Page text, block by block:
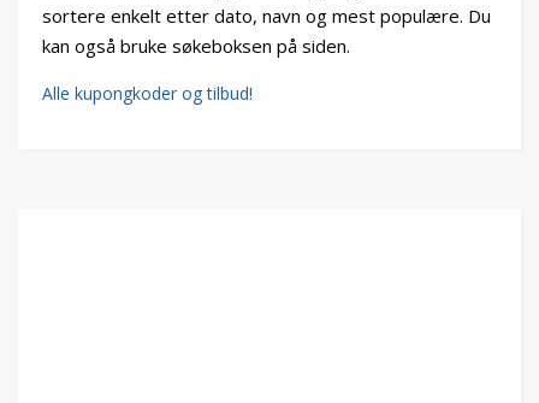
sortere enkelt etter dato, navn og mest populære. Du
kan også bruke søkeboksen på siden.
Alle kupongkoder og tilbud!